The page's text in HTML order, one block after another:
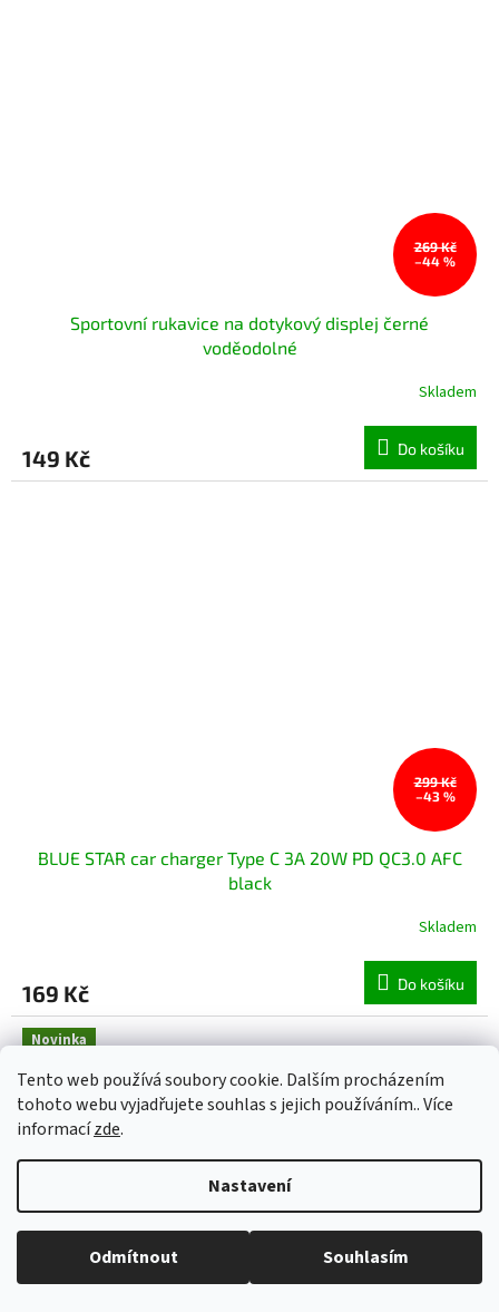
Tento web používá soubory cookie. Dalším procházením
tohoto webu vyjadřujete souhlas s jejich používáním.. Více
informacízde.
Nastavení
Odmítnout Souhlasím
269 Kč
–44 %
Sportovní rukavice na dotykový displej černé
voděodolné
je
5,0
Skladem
149 Kč Do košíku
299 Kč
–43 %
BLUE STAR car charger Type C 3A 20W PD QC3.0 AFC
black
Skladem
169 Kč Do košíku
Novinka